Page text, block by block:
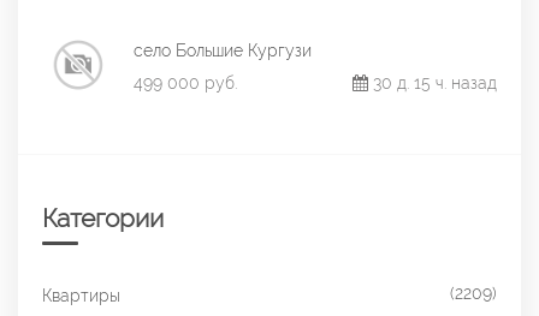
село Большие Кургузи
499 000 руб.
30 д. 15 ч. назад
Категории
Квартиры (2209)